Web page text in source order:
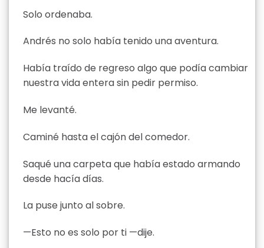
Solo ordenaba.
Andrés no solo había tenido una aventura.
Había traído de regreso algo que podía cambiar
nuestra vida entera sin pedir permiso.
Me levanté.
Caminé hasta el cajón del comedor.
Saqué una carpeta que había estado armando
desde hacía días.
La puse junto al sobre.
—Esto no es solo por ti —dije.